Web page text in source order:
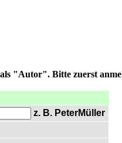
"Autor". Bitte zuerst
z. B. PeterMüller